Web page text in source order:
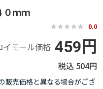
ｍｍ
0.0
イモール価格 459円
504円
販売価格と異なる場合がござ